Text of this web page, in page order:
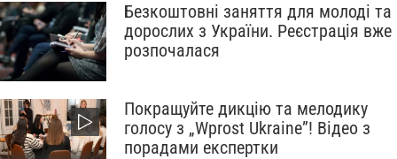
Безкоштовні заняття для молоді та
дорослих з України. Реєстрація вже
розпочалася
Покращуйте дикцію та мелодику
голосу з „Wprost Ukraine”! Відео з
порадами експертки